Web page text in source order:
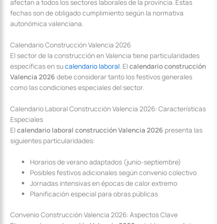
afectan a todos los sectores laborales de la provincia. Estas
fechas son de obligado cumplimiento según la normativa
autonómica valenciana.
Calendario Construcción Valencia 2026
El sector de la construcción en Valencia tiene particularidades
específicas en sucalendario laboral. Elcalendario construcción
Valencia 2026 debe considerar tanto los festivos generales
como las condiciones especiales del sector.
Calendario Laboral Construcción Valencia 2026: Características
Especiales
Elcalendario laboral construcción Valencia 2026 presenta las
siguientes particularidades:
Horarios de verano adaptados (junio-septiembre)
Posibles festivos adicionales según convenio colectivo
Jornadas intensivas en épocas de calor extremo
Planificación especial para obras públicas
Convenio Construcción Valencia 2026: Aspectos Clave